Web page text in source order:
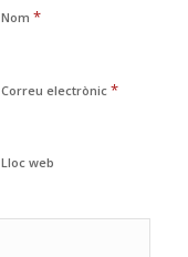
Nom *
Correu electrònic *
Lloc web